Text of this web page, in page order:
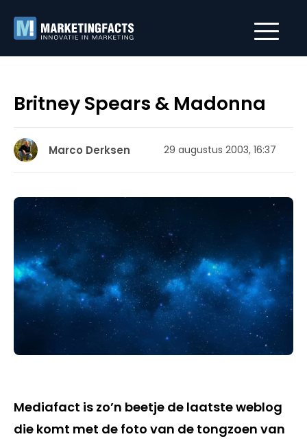
Britney Spears & Madonna
Marco Derksen 29 augustus 2003, 16:37
Mediafact is zo’n beetje de laatste weblog
die komt met de foto van de tongzoen van